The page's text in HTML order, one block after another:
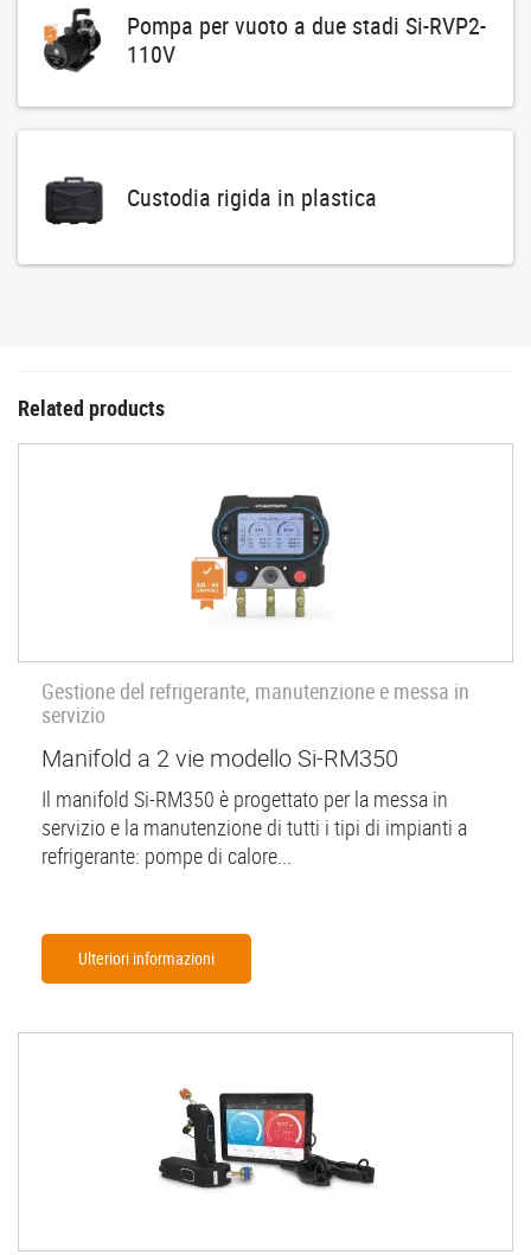
Pompa per vuoto a due stadi Si-RVP2-
110V
Custodia rigida in plastica
Related products
Gestione del refrigerante, manutenzione e messa in
servizio
Manifold a 2 vie modello Si-RM350
Il manifold Si-RM350 è progettato per la messa in
servizio e la manutenzione di tutti i tipi di impianti a
refrigerante: pompe di calore...
Ulteriori informazioni